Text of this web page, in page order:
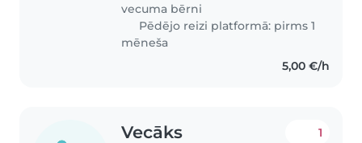
vecuma bērni
Pēdējo reizi platformā: pirms 1
mēneša
5,00 €/h
Vecāks 1